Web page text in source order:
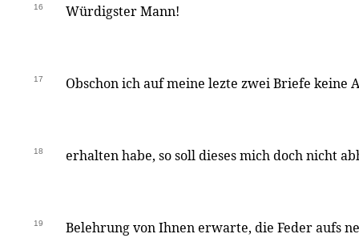
16 Würdigster Mann!
17 Obschon ich auf meine lezte zwei Briefe keine
18 erhalten habe, so soll dieses mich doch nicht
19 Belehrung von Ihnen erwarte, die Feder aufs